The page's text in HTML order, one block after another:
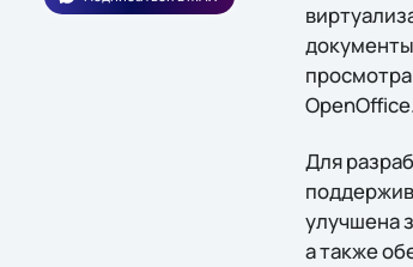
Для
улучшена
а также